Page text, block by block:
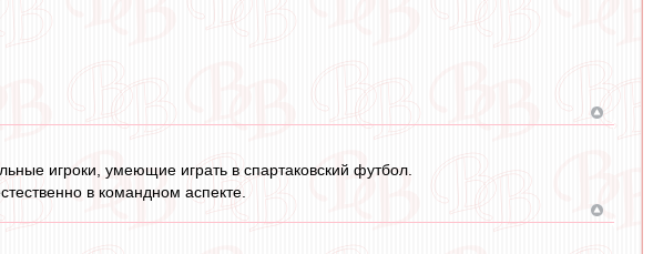
игроки, умеющие играть в спартаковский футбол.
в командном аспекте.